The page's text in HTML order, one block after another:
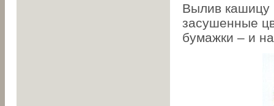
Вылив кашицу
засушенные
бумажки – и